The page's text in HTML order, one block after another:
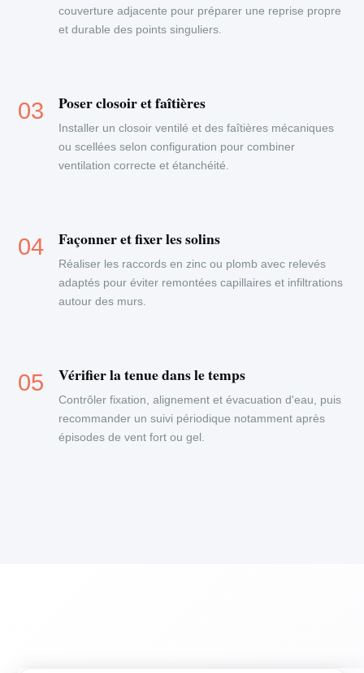
couverture adjacente pour préparer une reprise propre
et durable des points singuliers.
Poser closoir et faîtières
Installer un closoir ventilé et des faîtières mécaniques
ou scellées selon configuration pour combiner
ventilation correcte et étanchéité.
Façonner et fixer les solins
Réaliser les raccords en zinc ou plomb avec relevés
adaptés pour éviter remontées capillaires et infiltrations
autour des murs.
Vérifier la tenue dans le temps
Contrôler fixation, alignement et évacuation d'eau, puis
recommander un suivi périodique notamment après
épisodes de vent fort ou gel.